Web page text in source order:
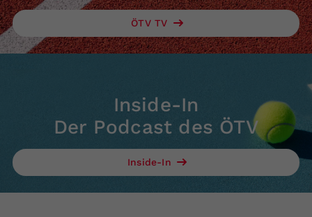
ÖTV TV
Inside-In
Der Podcast des ÖTV
Inside-In